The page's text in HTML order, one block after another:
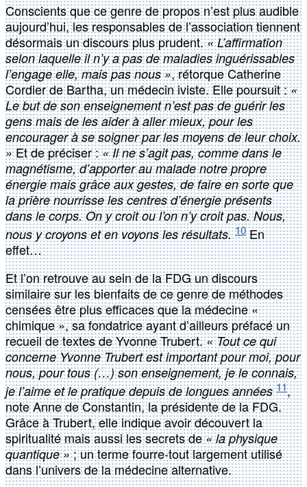
Conscients que ce genre de propos n’est plus audible
aujourd’hui, les responsables de l’association tiennent
désormais un discours plus prudent.« L’affirmation
selon laquelle il n’y a pas de maladies inguérissables
l’engage elle, mais pas nous », rétorque Catherine
Cordier de Bartha, un médecin iviste. Elle poursuit :«
Le but de son enseignement n’est pas de guérir les
gens mais de les aider à aller mieux, pour les
encourager à se soigner par les moyens de leur choix.
»Et de préciser :« Il ne s’agit pas, comme dans le
magnétisme, d’apporter au malade notre propre
énergie mais grâce aux gestes, de faire en sorte que
la prière nourrisse les centres d’énergie présents
dans le corps. On y croit ou l’on n’y croit pas. Nous,
nous y croyons et en voyons les résultats. 10En
effet…
Et l’on retrouve au sein de la FDG un discours
similaire sur les bienfaits de ce genre de méthodes
censées être plus efficaces que la médecine «
chimique », sa fondatrice ayant d’ailleurs préfacé un
recueil de textes de Yvonne Trubert.« Tout ce qui
concerne Yvonne Trubert est important pour moi, pour
nous, pour tous (…) son enseignement, je le connais,
je l’aime et le pratique depuis de longues années 11,
note Anne de Constantin, la présidente de la FDG.
Grâce à Trubert, elle indique avoir découvert la
spiritualité mais aussi les secrets de« la physique
quantique »; un terme fourre-tout largement utilisé
dans l’univers de la médecine alternative.